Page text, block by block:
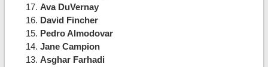
17. Ava DuVernay
16. David Fincher
15. Pedro Almodovar
14. Jane Campion
13. Asghar Farhadi